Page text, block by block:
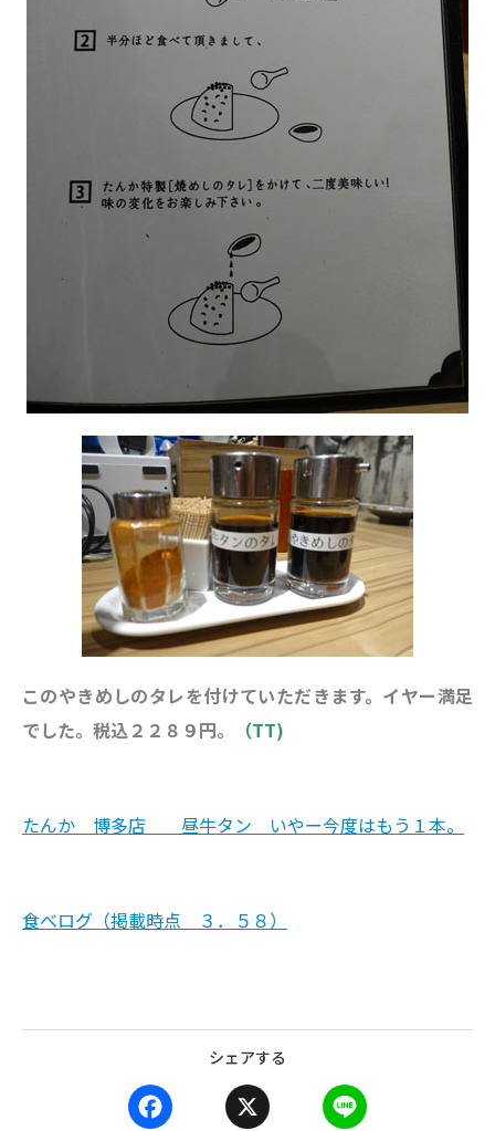
このやきめしのタレを付けていただきます。イヤー満足
でした。税込２２８９円。
（TT)
たんか 博多店 昼牛タン いやー今度はもう１本。
食べログ（掲載時点 ３．５８）
シェアする